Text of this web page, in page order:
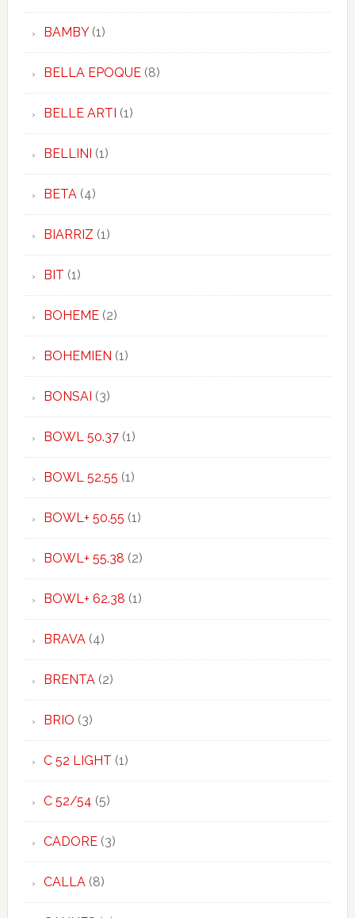
BAMBY(1)
BELLA EPOQUE(8)
BELLE ARTI (1)
BELLINI (1)
BETA(4)
BIARRIZ (1)
BIT (1)
BOHEME(2)
BOHEMIEN (1)
BONSAI (3)
BOWL 50.37(1)
BOWL 52.55 (1)
BOWL+ 50.55 (1)
BOWL+ 55.38 (2)
BOWL+ 62.38 (1)
BRAVA(4)
BRENTA(2)
BRIO (3)
C 52 LIGHT (1)
C 52/54 (5)
CADORE(3)
CALLA(8)